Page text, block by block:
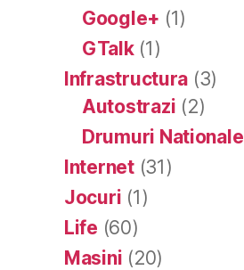
Google+ (1)
GTalk(1)
Infrastructura (3)
Autostrazi (2)
Drumuri Nationale
Internet(31)
Jocuri (1)
Life (60)
Masini (20)